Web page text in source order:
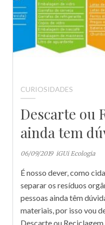
CURIOSIDADES
Descarte ou
ainda tem
06/09/2019 iGUi Ecologia
É nosso dever, como
separar os resíduos
pessoas ainda têm
materiais, por isso vou
Descarte ou